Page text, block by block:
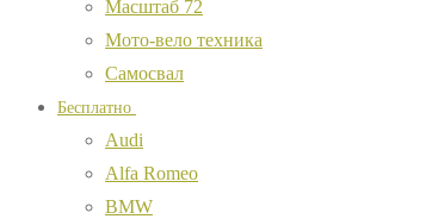
Масштаб 72
Мото-вело техника
Самосвал
Бесплатно
Audi
Alfa Romeo
BMW